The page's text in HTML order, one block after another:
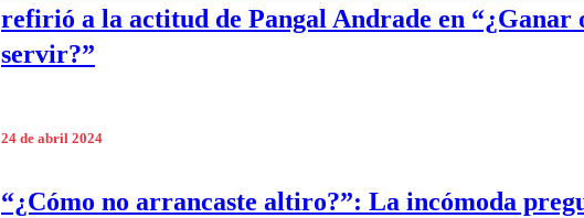
refirió a la actitud de Pangal Andrade en “¿Ganar
servir?”
24 de abril 2024
“¿Cómo no arrancaste altiro?”: La incómoda